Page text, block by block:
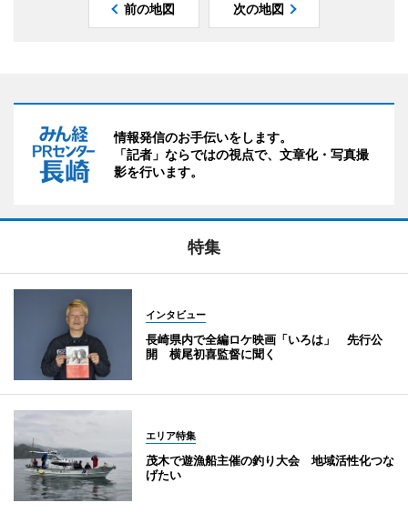
前の地図 次の地図
情報発信のお手伝いをします。
「記者」ならではの視点で、文章化・写真撮
影を行います。
特集
インタビュー
長崎県内で全編ロケ映画「いろは」 先行公
開 横尾初喜監督に聞く
エリア特集
茂木で遊漁船主催の釣り大会 地域活性化つな
げたい